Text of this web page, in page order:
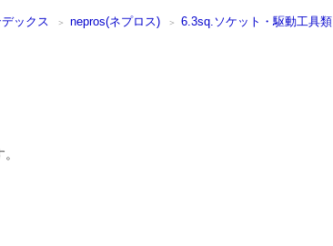
ックス nepros(ネプロス) 6.3sq.ソケット・駆動工具類